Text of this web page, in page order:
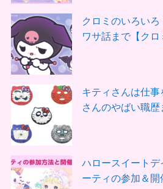
クロミのいろい
ワサ話まで【クロ
キティさんは仕事
さんのやばい職歴
ハロースイート
ーティの参加＆開